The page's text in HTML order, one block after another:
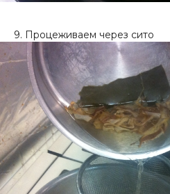
9. Процеживаем через сито